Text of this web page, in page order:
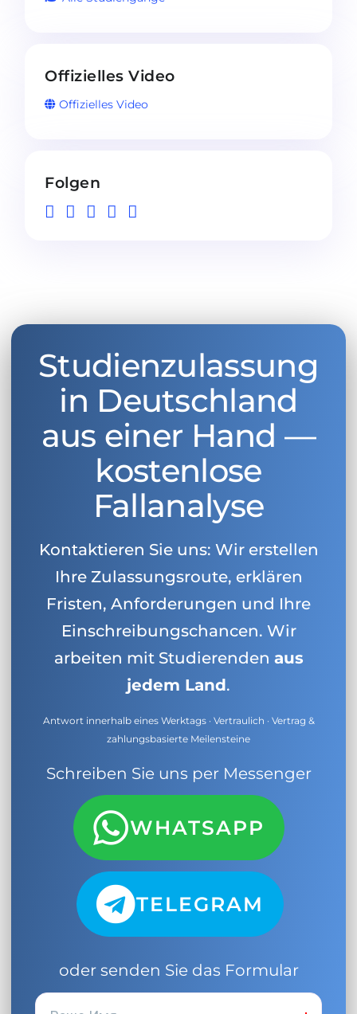
Offizielles Video
Offizielles Video
Folgen
Studienzulassung
in Deutschland
aus einer Hand —
kostenlose
Fallanalyse
Kontaktieren Sie uns: Wir erstellen
Ihre Zulassungsroute, erklären
Fristen, Anforderungen und Ihre
Einschreibungschancen. Wir
arbeiten mit Studierenden aus
jedem Land.
Antwort innerhalb eines Werktags · Vertraulich · Vertrag &
zahlungsbasierte Meilensteine
Schreiben Sie uns per Messenger
WHATSAPP
TELEGRAM
oder senden Sie das Formular